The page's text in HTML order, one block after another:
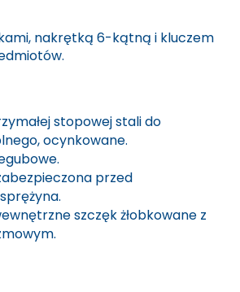
nakrętką 6-kątną i kluczem
stopowej stali do
ocynkowane.
przed
szczęk żłobkowane z